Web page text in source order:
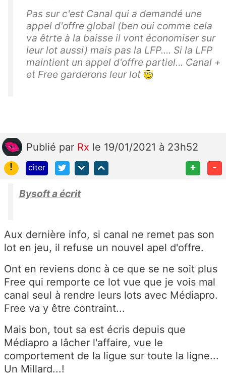
Pas sur c'est Canal qui a demandé une
appel d'offre global (ben oui comme cela
va êtrte à la baisse il vont économiser sur
leur lot aussi) mais pas la LFP.... Si la LFP
maintient un appel d'offre partiel... Canal +
et Free garderons leur lot
Publié par Rx le 19/01/2021 à 23h52
!
citer + -
Bysoft a écrit
Aux dernière info, si canal ne remet pas son
lot en jeu, il refuse un nouvel apel d'offre.
Ont en reviens donc à ce que se ne soit plus
Free qui remporte ce lot vue que je vois mal
canal seul à rendre leurs lots avec Médiapro.
Free va y être contraint...
Mais bon, tout sa est écris depuis que
Médiapro a lâcher l'affaire, vue le
comportement de la ligue sur toute la ligne...
Un Millard...!